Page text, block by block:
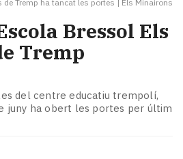
Tremp ha tancat les portes | Els Minairons
Bressol Els
Tremp
del centre educatiu trempolí,
juny ha obert les portes per últim